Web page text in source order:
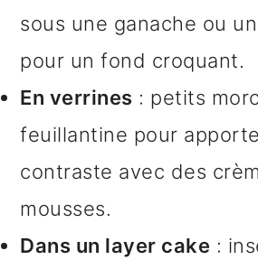
sous une ganache ou
pour un fond croquant.
En verrines : petits
feuillantine pour
contraste avec des
mousses.
Dans un layer cake :